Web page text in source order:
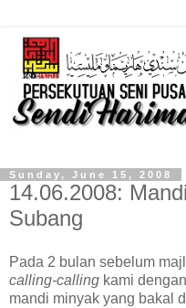
Sunday, June 15, 2008
14.06.2008:
Subang
Pada 2 bulan sebelum
calling-calling kami
mandi minyak yang bakal